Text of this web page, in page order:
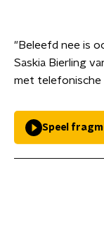
"Beleefd nee is
Saskia Bierling
met telefonische
Speel